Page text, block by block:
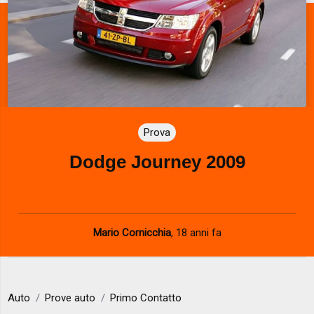
Prova
Dodge Journey 2009
Mario Cornicchia, 18 anni fa
Auto Prove auto Primo Contatto